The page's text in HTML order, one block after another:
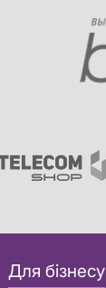
Для бізнесу